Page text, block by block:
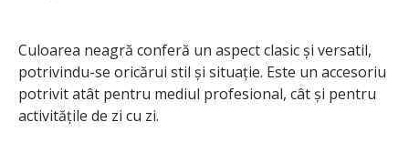
Culoarea neagră conferă un aspect clasic și versatil,
potrivindu-se oricărui stil și situație. Este un accesoriu
potrivit atât pentru mediul profesional, cât și pentru
activitățile de zi cu zi.